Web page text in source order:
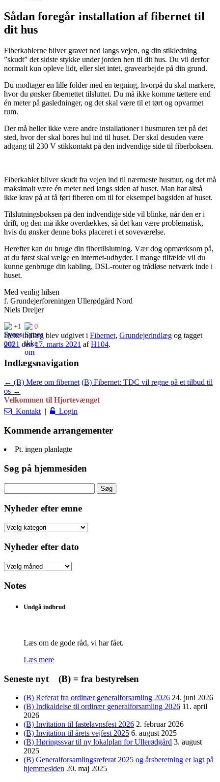
Sådan foregår installation af fibernet til
dit hus
Fiberkablerne bliver gravet ned langs vejen, og din stikledning
”skudt” det sidste stykke under jorden hen til dit hus. Du vil derfor
normalt kun opleve lidt, eller slet intet, gravearbejde på din grund.
Du modtager en lille folder med en tegning, hvorpå du skal markere,
hvor du ønsker fibernettet tilsluttet. Du må ikke komme tættere end
én meter på gasledninger, og det skal være til et tørt og opvarmet
rum.
Der må heller ikke være andre installationer i husmuren tæt på det
sted, hvor der skal bores hul ind til huset. Der skal desuden være
adgang til 230 V stikkontakt på den indvendige side til fiberboksen.
Fiberkablet bliver skudt fra vejen ind til nærmeste husmur, og det må
maksimalt være én meter ned langs siden af huset. Man har altså
ikke krav på at få ført fiberen om til for eksempel bagsiden af huset.
Tilslutningsboksen på den indvendige side vil blinke, når den er i
drift, og den må ikke overdækkes, så det kan være problematisk,
hvis du ønsker denne boks placeret i et soveværelse.
Herefter kan du bruge din fibertilslutning. Vær dog opmærksom på,
at du først skal vælge en internet-udbyder. I mange tilfælde vil du
kunne genbruge din kabling, DSL-router og trådløse netværk inde i
huset.
Med venlig hilsen
f. Grundejerforeningen Ullerødgård Nord
Niels Dreijer
+1 0
Dette indlæg blev udgivet i Fibernet, Grundejerindlæg og tagget
2021 den17. marts 2021 afH104.
Indlægsnavigation
← (B) Mere om fibernet (B) Fibernet: TDC vil regne på et tilbud til
os →
Velkommen til Hjortevænget
Kontakt | Login
Kommende arrangementer
Pt. ingen planlagte
Søg på hjemmesiden
efter:
Nyheder efter emne
Nyheder
emne
Nyheder efter dato
Nyheder
dato
Notes
Undgå indbrud
Læs om de gode råd, vi har fået.
Læs mere
Seneste nyt (B) = fra bestyrelsen
(B) Referat fra ordinær generalforsamling 2026 24. juni 2026
(B) Indkaldelse til ordinær generalforsamling 2026 11. april
2026
(B) Invitation til fastelavnsfest 2026 2. februar 2026
(B) Invitation til årets vejfest 2025 6. august 2025
(B) Høringssvar til ny lokalplan for Ullerødgård 3. august
2025
(B) Generalforsamlingsreferat 2025 og årsberetning er lagt på
hjemmesiden 20. maj 2025